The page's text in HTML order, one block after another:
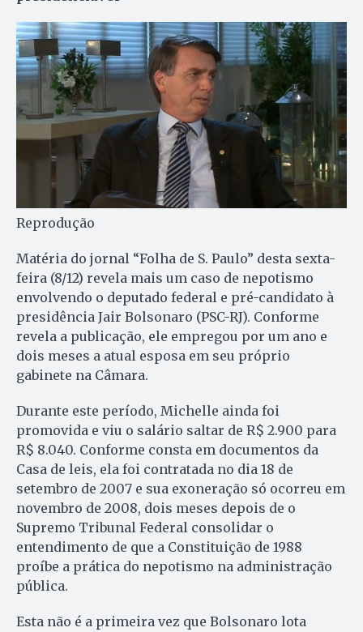
Reprodução
Matéria do jornal “Folha de S. Paulo” desta sexta-
feira (8/12) revela mais um caso de nepotismo
envolvendo o deputado federal e pré-candidato à
presidência Jair Bolsonaro (PSC-RJ). Conforme
revela a publicação, ele empregou por um ano e
dois meses a atual esposa em seu próprio
gabinete na Câmara.
Durante este período, Michelle ainda foi
promovida e viu o salário saltar de R$ 2.900 para
R$ 8.040. Conforme consta em documentos da
Casa de leis, ela foi contratada no dia 18 de
setembro de 2007 e sua exoneração só ocorreu em
novembro de 2008, dois meses depois de o
Supremo Tribunal Federal consolidar o
entendimento de que a Constituição de 1988
proíbe a prática do nepotismo na administração
pública.
Esta não é a primeira vez que Bolsonaro lota